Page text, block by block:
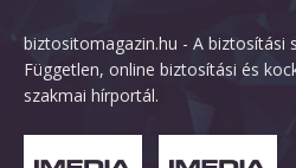
biztositomagazin.hu - A biztosítási
Független, online biztosítási és
szakmai hírportál.